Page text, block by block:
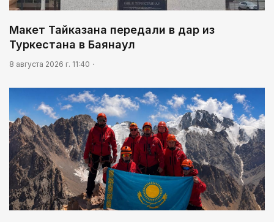
Макет Тайказана передали в дар из
Туркестана в Баянаул
8 августа 2026 г. 11:40